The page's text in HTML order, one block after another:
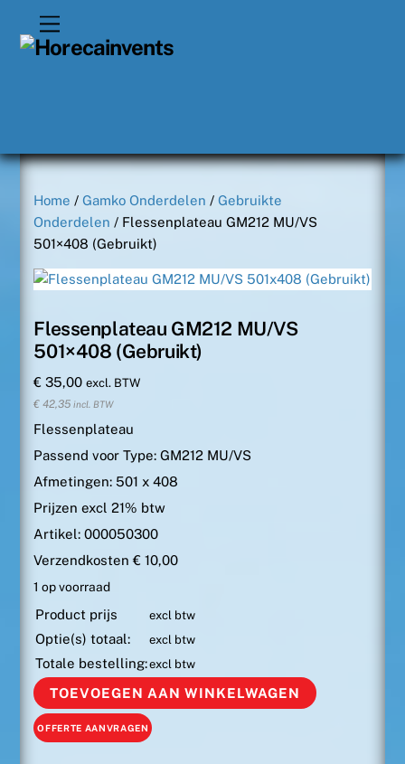
content
Menu
Home /Gamko Onderdelen /Gebruikte
Onderdelen / Flessenplateau GM212 MU/VS
501×408 (Gebruikt)
Flessenplateau GM212 MU/VS
501×408 (Gebruikt)
€ 35,00 excl. BTW
€ 42,35 incl. BTW
Flessenplateau
Passend voor Type: GM212 MU/VS
Afmetingen: 501 x 408
Prijzen excl 21% btw
Artikel: 000050300
Verzendkosten € 10,00
1 op voorraad
Product prijs excl btw
Optie(s) totaal: excl btw
Totale bestelling:excl btw
Flessenplateau
GM212
MU/VS
TOEVOEGEN AAN WINKELWAGEN
OFFERTE AANVRAGEN